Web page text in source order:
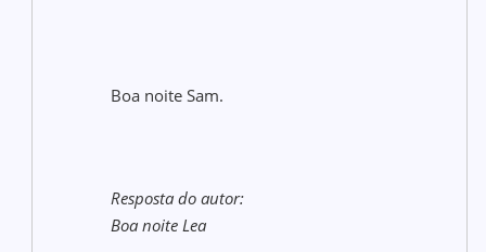
Boa noite Sam.
Resposta do autor:
Boa noite Lea